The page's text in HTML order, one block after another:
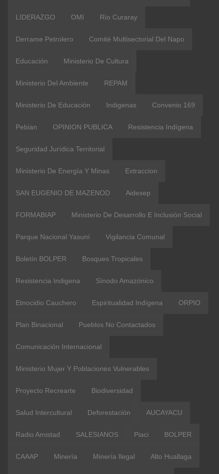
LIDERAZGO OMI Río Curaray
Derrame Petrolero Comité Multisectorial Del Napo
Educación Ministerio De Cultura
Ministerio Del Ambiente REPAM
Ministerio De Educación Indigenas Convenio 169
Pebian OPINION PUBLICA Resistencia Indígena
Seguridad Jurídica Territorial
Ministerio De Energía Y Minas Extraccion
SAN EUGENIO DE MAZENOD Aidesep
FORMABIAP Ministerio De Desarrollo E Inclusión Social
Parque Nacional Yasuní Vigilancia Comunal
Boletín BOLPER Bosques Tropicales
Resistencia Indigena Sínodo Amazónico
Etnocidio Cauchero Espiritualidad Indígena ORPIO
Plan Binacional Pueblos No Contactados
Comunicación Internacional
Ministerio Mujer Y Poblaciones Vulnerables
Proyecto Recrearte Biodiversidad
Salud Intercultural Deforestación AUCAYACU
Radio Amistad SALESIANOS Piaci BOLPER
CAAAP Minería Minería Ilegal Alto Huallaga